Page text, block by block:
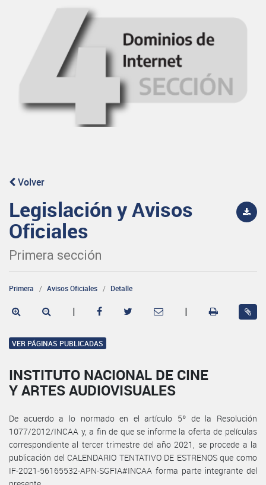
Volver
Legislación y Avisos
Oficiales
Primera sección
Primera Avisos Oficiales Detalle
| |
VER PÁGINAS PUBLICADAS
INSTITUTO NACIONAL DE CINE
Y ARTES AUDIOVISUALES
De acuerdo a lo normado en el artículo 5º de la Resolución
1077/2012/INCAA y, a fin de que se informe la oferta de películas
correspondiente al tercer trimestre del año 2021, se procede a la
publicación del CALENDARIO TENTATIVO DE ESTRENOS que como
IF-2021-56165532-APN-SGFIA#INCAA forma parte integrante del